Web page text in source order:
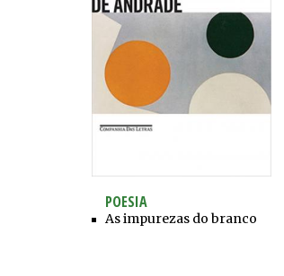
POESIA
As impurezas do branco